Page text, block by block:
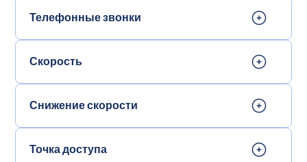
Телефонные звонки
Скорость
Снижение скорости
Точка доступа